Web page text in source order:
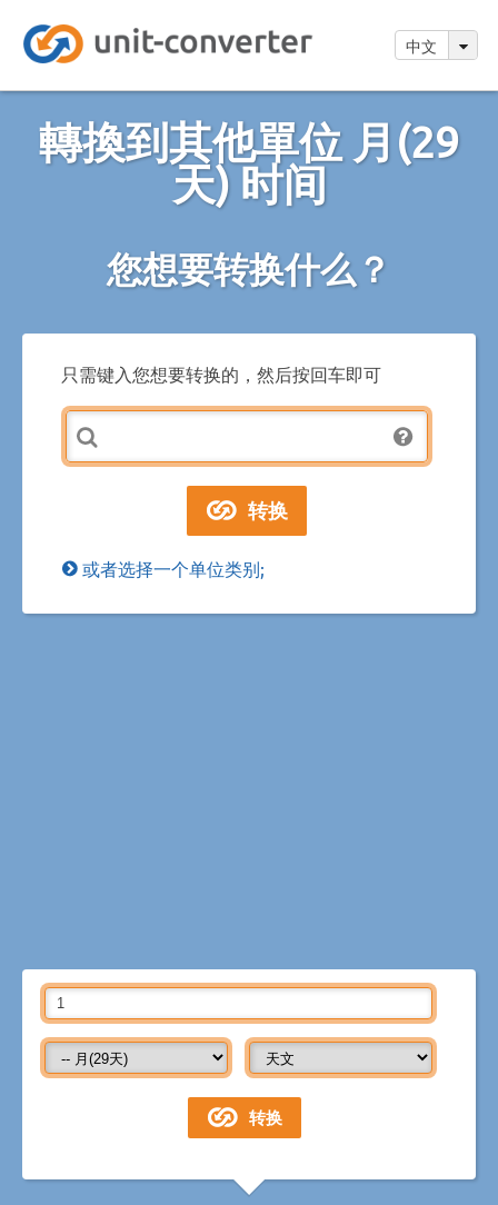
中文
轉換到其他單位 月(29
天) 时间
您想要转换什么？
只需键入您想要转换的，然后按回车即可
或者选择一个单位类别;